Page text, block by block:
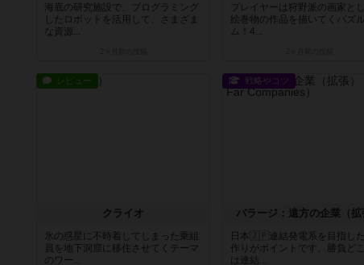
海底の研究施設で、プログラミング
したロボットを活用して、さまざま
な資源...
プレイヤーは狩野派の画家とし
絵巻物の作品を描いてくパズ
ム！4...
レビュー
クライオ
氷の惑星に不時着してしまった乗組
員を地下洞窟に移住させてくテーマ
のワー...
戦略やコツ
バラージ：遠方の企業（拡
日本🇯🇵連結発電系を目指し
作りがポイントです。勝負ど
は連結...